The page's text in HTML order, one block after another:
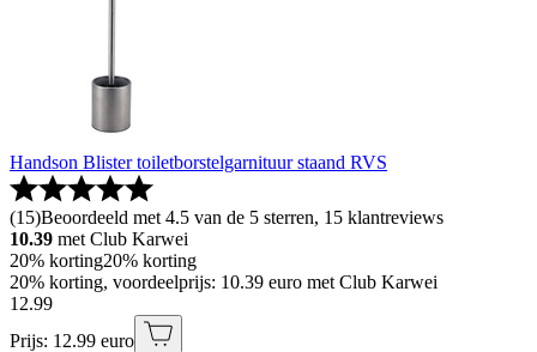
Handson Blister toiletborstelgarnituur staand RVS
(15)Beoordeeld met 4.5 van de 5 sterren, 15 klantreviews
10.39 met Club Karwei
20% korting20% korting
20% korting, voordeelprijs: 10.39 euro met Club Karwei
12.99
Prijs: 12.99 euro